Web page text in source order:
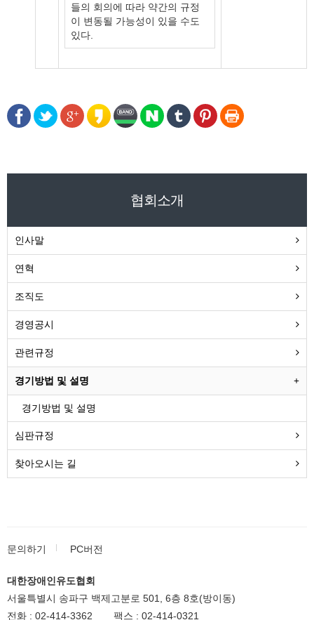
들의 회의에 따라 약간의 규정
이 변동될 가능성이 있을 수도
있다.
협회소개
인사말
연혁
조직도
경영공시
관련규정
경기방법 및 설명
경기방법 및 설명
심판규정
찾아오시는 길
문의하기 PC버전
대한장애인유도협회
서울특별시 송파구 백제고분로 501, 6층 8호(방이동)
전화 : 02-414-3362 팩스 : 02-414-0321